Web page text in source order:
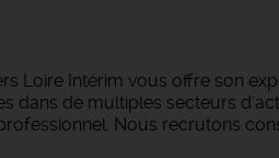
Loire Intérim vous offre son
dans de multiples secteurs
Nous recrutons